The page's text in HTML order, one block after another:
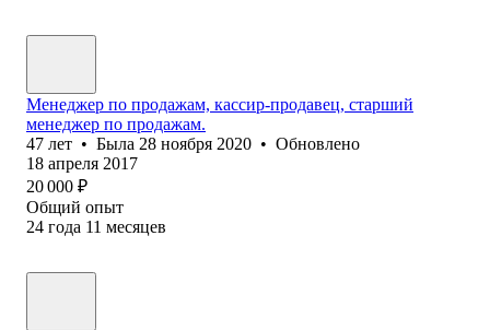
Менеджер по продажам, кассир-продавец, старший
менеджер по продажам.
47 лет • Была 28 ноября 2020 • Обновлено
18 апреля 2017
20 000 ₽
Общий опыт
24 года 11 месяцев